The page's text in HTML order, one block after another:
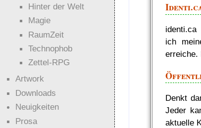
ich
erreiche.
Denkt
Jeder
aktuelle
Hinter der Welt
Magie
RaumZeit
Technophob
Zettel-RPG
Artwork
Downloads
Neuigkeiten
Prosa